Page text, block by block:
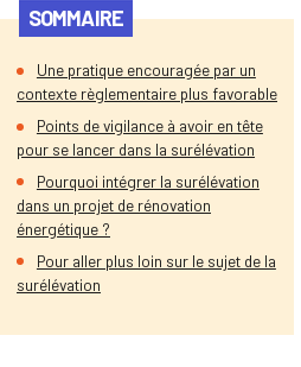
SOMMAIRE
Une pratique encouragée par un
contexte règlementaire plus favorable
Points de vigilance à avoir en tête
pour se lancer dans la surélévation
Pourquoi intégrer la surélévation
dans un projet de rénovation
énergétique ?
Pour aller plus loin sur le sujet de la
surélévation